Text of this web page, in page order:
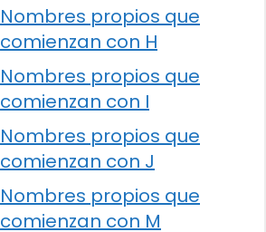
Nombres propios que
comienzan con H
Nombres propios que
comienzan con I
Nombres propios que
comienzan con J
Nombres propios que
comienzan con M